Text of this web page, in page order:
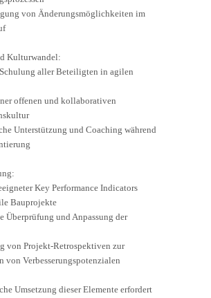
von Änderungsmöglichkeiten im
Kulturwandel:
aller Beteiligten in agilen
offenen und kollaborativen
Unterstützung und Coaching während
Key Performance Indicators
Bauprojekte
Überprüfung und Anpassung der
von Projekt-Retrospektiven zur
Verbesserungspotenzialen
Umsetzung dieser Elemente erfordert